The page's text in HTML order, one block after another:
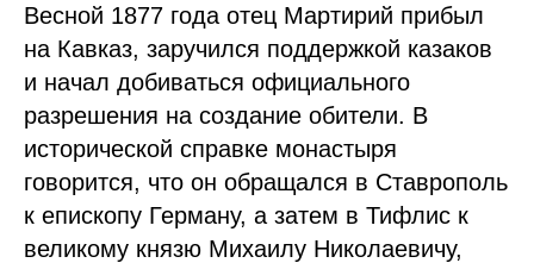
Весной 1877 года отец Мартирий прибыл
на Кавказ, заручился поддержкой казаков
и начал добиваться официального
разрешения на создание обители. В
исторической справке монастыря
говорится, что он обращался в Ставрополь
к епископу Герману, а затем в Тифлис к
великому князю Михаилу Николаевичу,